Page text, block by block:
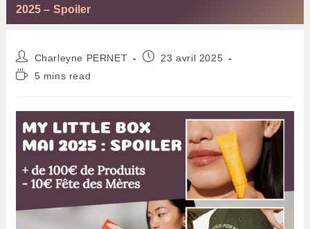
2025 – Spoiler
Auteur/autrice
de
la
Charleyne PERNET
Publication
23 avril 2025
Temps5 mins read